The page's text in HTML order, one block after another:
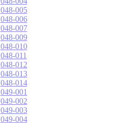
048-005
048-006
048-007
048-009
048-010
048-011
048-012
048-013
048-014
049-001
049-002
049-003
049-004